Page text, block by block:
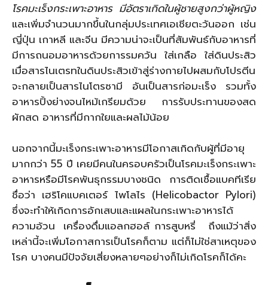
โรคมะเร็งกระเพาะอาหาร มีอัตราเกิดในผู้ชายสูงกว่าผู้หญิง
และเพิ่มจำนวนมากขึ้นในกลุ่มประเทศเอเชียตะวันออก เช่น
ญี่ปุ่น เกาหลี และจีน มีความน่าจะเป็นที่สัมพันธ์กับอาหารที่
มีการถนอมอาหารด้วยการรมควัน ใส่เกลือ ใส่ดินประสิว
เมื่อสารไนเตรทในดินประสิวเข้าสู่ร่างกายไปผสมกับโปรตีน
จะกลายเป็นสารไนโตรซามี อันเป็นสารก่อมะเร็ง รวมทั้ง
อาหารปิ้งย่างจนไหม้เกรียมด้วย การรับประทานของสด
ผักสด อาหารที่มีกากใยและผลไม้น้อย
นอกจากนี้มะเร็งกระเพาะอาหารมีโอกาสเกิดกับผู้ที่มีอายุ
มากกว่า 55 ปี เคยมีคนในครอบครัวเป็นโรคมะเร็งกระเพาะ
อาหารหรือมีโรคพันธุกรรมบางชนิด การติดเชื้อแบคทีเรีย
ชื่อว่า เฮริโคแบคเตอร์ ไพโลไร (Helicobactor Pylori)
ซึ่งจะทำให้เกิดการอักเสบและแผลในกระเพาะอาหารได้
ความอ้วน เครื่องดื่มแอลกฮอล์ การสูบหรี่ ถึงแม้ว่าสิ่ง
เหล่านี้จะเพิ่มโอกาสการเป็นโรคก็ตาม แต่ก็ไม่ใช่สาเหตุของ
โรค บางคนมีปัจจัยเสี่ยงหลายๆอย่างก็ไม่เกิดโรคก็ได้คะ